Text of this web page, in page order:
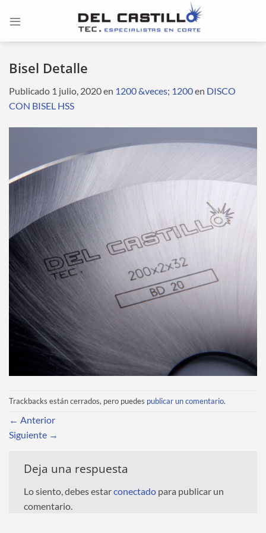
Bisel Detalle
Publicado 1 julio, 2020en 1200 &veces; 1200en DISCO
CON BISEL HSS
Trackbacks están cerrados, pero puedes publicar un comentario.
← Anterior
Siguiente →
Deja una respuesta
Lo siento, debes estarconectado para publicar un
comentario.